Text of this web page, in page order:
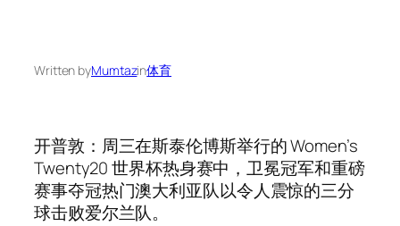
Written byMumtazin体育
开普敦：周三在斯泰伦博斯举行的 Women’s
Twenty20 世界杯热身赛中，卫冕冠军和重磅
赛事夺冠热门澳大利亚队以令人震惊的三分
球击败爱尔兰队。